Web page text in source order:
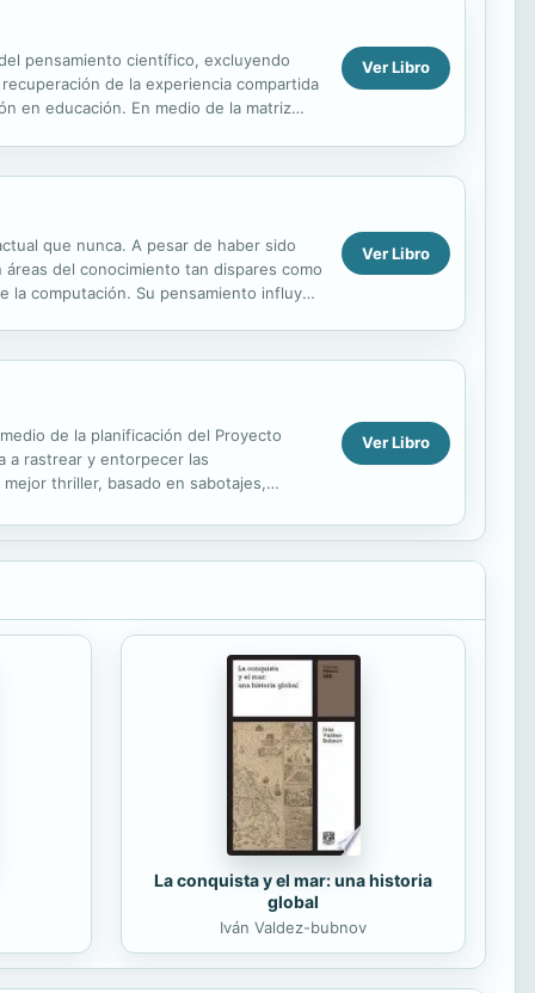
pensamiento científico, excluyendo
de la experiencia compartida
en educación. En medio de la matriz
Ver Libro
que nunca. A pesar de haber sido
del conocimiento tan dispares como
la computación. Su pensamiento influyó
Ver Libro
de la planificación del Proyecto
a rastrear y entorpecer las
thriller, basado en sabotajes,
Ver Libro
La conquista y el mar: una historia
global
Iván Valdez-bubnov